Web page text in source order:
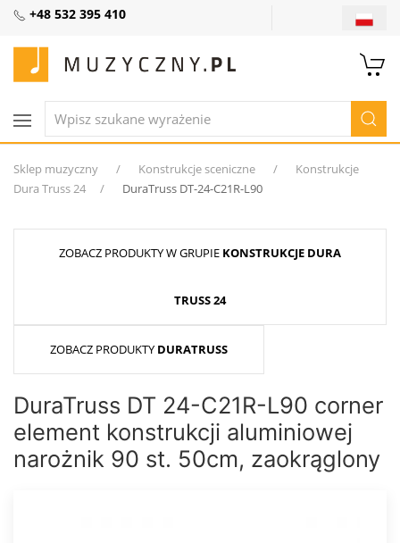
+48 532 395 410
Sklep muzyczny Konstrukcje sceniczne
Konstrukcje
Dura Truss 24
DuraTruss DT-24-C21R-L90
ZOBACZ PRODUKTY W GRUPIE KONSTRUKCJE DURA
TRUSS 24
ZOBACZ PRODUKTY DURATRUSS
DuraTruss DT 24-C21R-L90 corner
element konstrukcji aluminiowej
narożnik 90 st. 50cm, zaokrąglony